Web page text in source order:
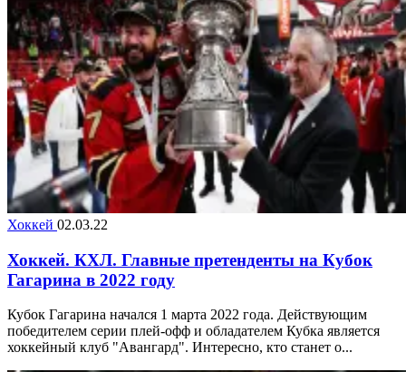
Хоккей 02.03.22
Хоккей. КХЛ. Главные претенденты на Кубок
Гагарина в 2022 году
Кубок Гагарина начался 1 марта 2022 года. Действующим
победителем серии плей-офф и обладателем Кубка является
хоккейный клуб "Авангард". Интересно, кто станет о...